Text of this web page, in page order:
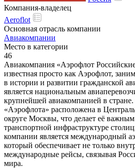
Компания-владелец
Aeroflot
Основная отрасль компании
Авиакомпании
Место в категории
46
Авиакомпания «Аэрофлот
известная просто как Аэрофлот,
в истории и развитии гражданской
является национальным
крупнейшей авиакомпанией в
«Аэрофлота» расположена в
округе Москвы, что делает её
транспортной инфраструктуре
компании является международный
который обеспечивает не только
международные рейсы, связывая
мира.